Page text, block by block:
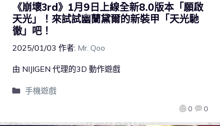
《崩壞3rd》1月9日上線全新8.0版本「願啟
天光」！來試試幽蘭黛爾的新裝甲「天光馳
徹」吧！
2025/01/03 作者: Mr. Qoo
0 0
由 NIJIGEN 代理的3D 動作遊戲
手機遊戲